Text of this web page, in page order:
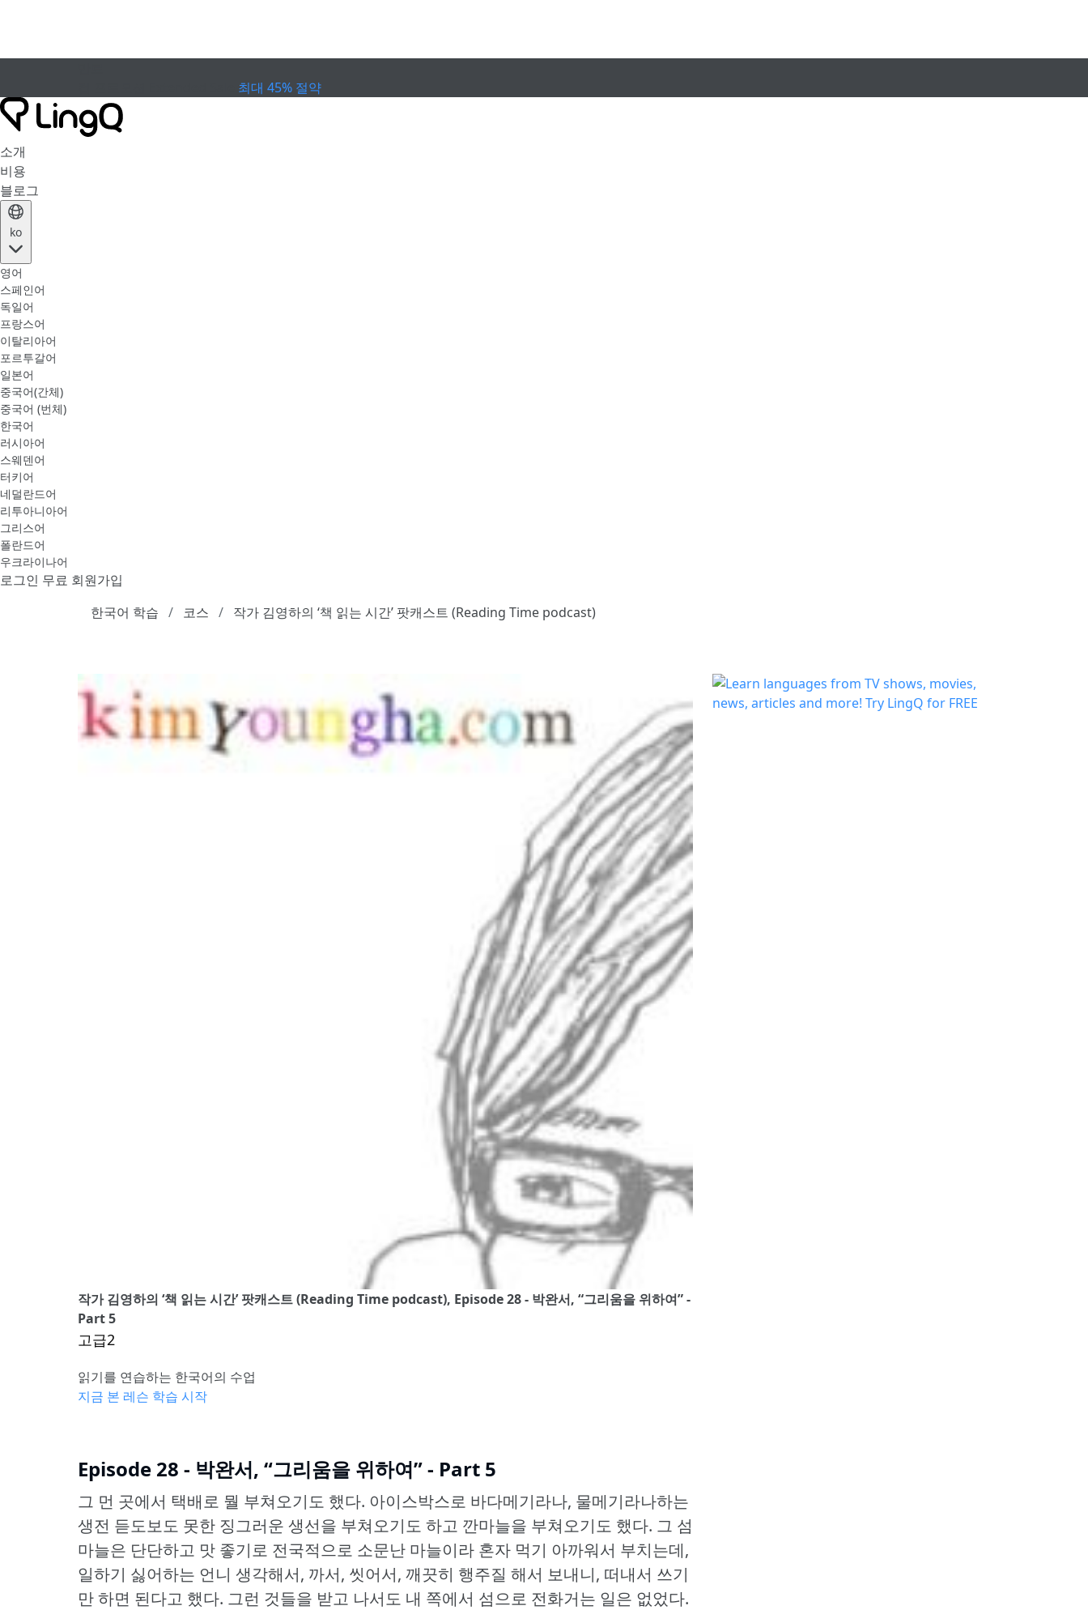
최대 45% 절약
소개
비용
블로그
ko
영어
스페인어
독일어
프랑스어
이탈리아어
포르투갈어
일본어
중국어(간체)
중국어 (번체)
한국어
러시아어
스웨덴어
터키어
네덜란드어
리투아니아어
그리스어
폴란드어
우크라이나어
로그인 무료 회원가입
한국어 학습
코스 작가 김영하의 ‘책 읽는 시간’ 팟캐스트 (Reading Time podcast)
작가 김영하의 ‘책 읽는 시간’ 팟캐스트 (Reading Time podcast), Episode 28 - 박완서, “그리움을 위하여” -
Part 5
고급2
읽기를 연습하는 한국어의 수업
지금 본 레슨 학습 시작
Episode 28 - 박완서, “그리움을 위하여” - Part 5
그 먼 곳에서 택배로 뭘 부쳐오기도 했다. 아이스박스로 바다메기라나, 물메기라나하는
생전 듣도보도 못한 징그러운 생선을 부쳐오기도 하고 깐마늘을 부쳐오기도 했다. 그 섬
마늘은 단단하고 맛 좋기로 전국적으로 소문난 마늘이라 혼자 먹기 아까워서 부치는데,
일하기 싫어하는 언니 생각해서, 까서, 씻어서, 깨끗히 행주질 해서 보내니, 떠내서 쓰기
만 하면 된다고 했다. 그런 것들을 받고 나서도 내 쪽에서 섬으로 전화거는 일은 없었다.